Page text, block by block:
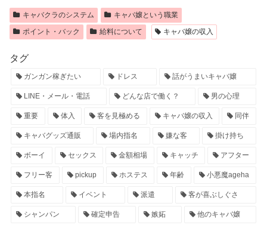
キャバクラのシステム
キャバ嬢という職業
ポイント・バック
給料について キャバ嬢の収入
タグ
ガンガン稼ぎたい ドレス 話がうまいキャバ嬢
LINE・メール・電話 どんな店で働く？ 男の心理
重要 体入 客を見極める キャバ嬢の収入 同伴
キャバグッズ通販 場内指名 嫌な客 掛け持ち
ボーイ セックス 金額相場 キャッチ アフター
フリー客 pickup ホステス 年齢 小悪魔ageha
本指名 イベント 派遣 客が喜ぶしぐさ
シャンパン 確定申告 嫉妬 他のキャバ嬢